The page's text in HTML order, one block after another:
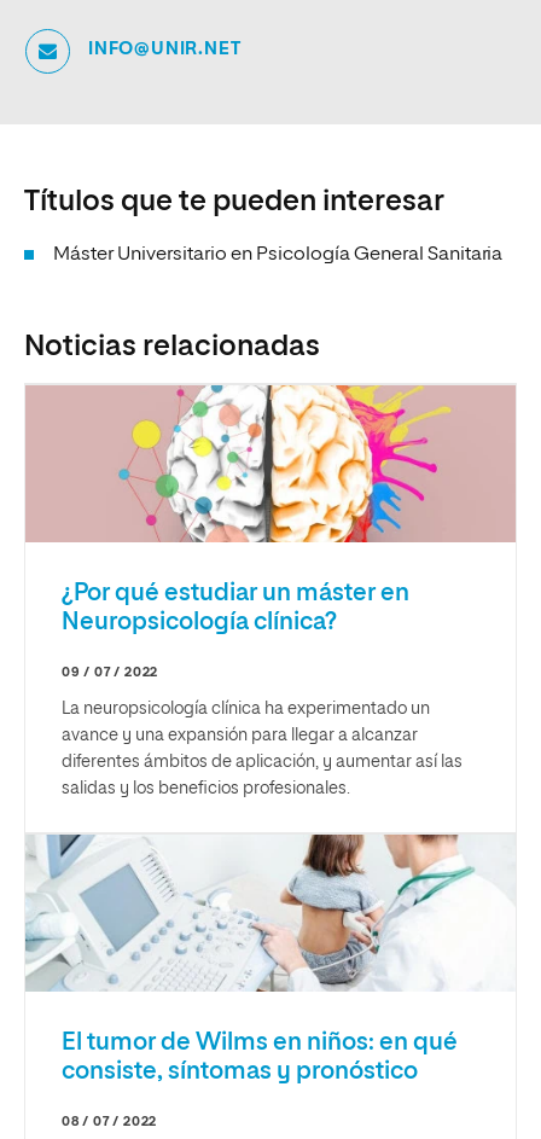
INFO@UNIR.NET
Títulos que te pueden interesar
Máster Universitario en Psicología General Sanitaria
Noticias relacionadas
¿Por qué estudiar un máster en
Neuropsicología clínica?
09 / 07 / 2022
La neuropsicología clínica ha experimentado un
avance y una expansión para llegar a alcanzar
diferentes ámbitos de aplicación, y aumentar así las
salidas y los beneficios profesionales.
El tumor de Wilms en niños: en qué
consiste, síntomas y pronóstico
08 / 07 / 2022